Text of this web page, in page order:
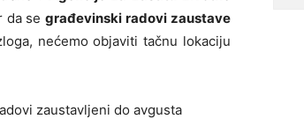
da segrađevinski radovi zaustave
nećemo objaviti tačnu lokaciju